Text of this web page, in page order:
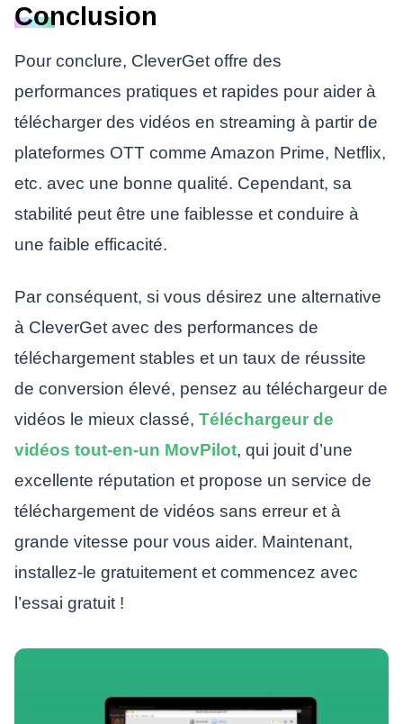
Conclusion
Pour conclure, CleverGet offre des
performances pratiques et rapides pour aider à
télécharger des vidéos en streaming à partir de
plateformes OTT comme Amazon Prime, Netflix,
etc. avec une bonne qualité. Cependant, sa
stabilité peut être une faiblesse et conduire à
une faible efficacité.
Par conséquent, si vous désirez une alternative
à CleverGet avec des performances de
téléchargement stables et un taux de réussite
de conversion élevé, pensez au téléchargeur de
vidéos le mieux classé, Téléchargeur de
vidéos tout-en-un MovPilot, qui jouit d’une
excellente réputation et propose un service de
téléchargement de vidéos sans erreur et à
grande vitesse pour vous aider. Maintenant,
installez-le gratuitement et commencez avec
l’essai gratuit !